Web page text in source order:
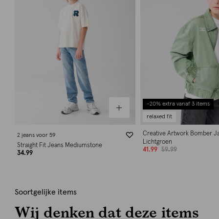
2 jeans voor 59
Straight Fit Jeans Mediumstone
34.99
-20% extra vanaf 3 items
relaxed fit
Creative Artwork Bomber
Lichtgroen
41.99
59.99
Soortgelijke items
Wij denken dat deze items